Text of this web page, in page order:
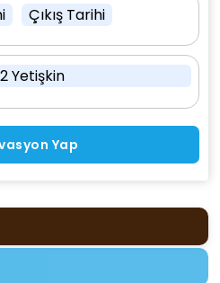
Çıkış Tarihi
2 Yetişkin
Yap